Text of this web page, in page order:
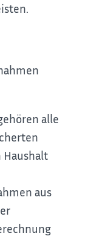
alle
Haushalt
aus